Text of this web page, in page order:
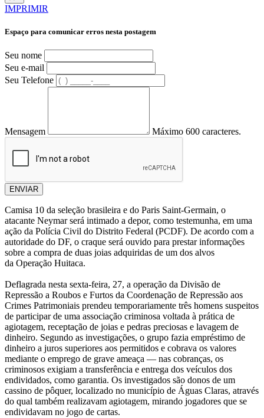
IMPRIMIR
Espaço para comunicar erros nesta postagem
Seu nome
Seu e-mail
Seu Telefone
Mensagem Máximo 600 caracteres.
ENVIAR
Camisa 10 da seleção brasileira e do Paris Saint-Germain, o
atacante Neymar será intimado a depor, como testemunha, em uma
ação da Polícia Civil do Distrito Federal (PCDF). De acordo com a
autoridade do DF, o craque será ouvido para prestar informações
sobre a compra de duas joias adquiridas de um dos alvos
da Operação Huitaca.
Deflagrada nesta sexta-feira, 27, a operação da Divisão de
Repressão a Roubos e Furtos da Coordenação de Repressão aos
Crimes Patrimoniais prendeu temporariamente três homens suspeitos
de participar de uma associação criminosa voltada à prática de
agiotagem, receptação de joias e pedras preciosas e lavagem de
dinheiro. Segundo as investigações, o grupo fazia empréstimo de
dinheiro a juros superiores aos permitidos e cobrava os valores
mediante o emprego de grave ameaça — nas cobranças, os
criminosos exigiam a transferência e entrega dos veículos dos
endividados, como garantia. Os investigados são donos de um
cassino de pôquer, localizado no município de Águas Claras, através
do qual também realizavam agiotagem, mirando jogadores que se
endividavam no jogo de cartas.